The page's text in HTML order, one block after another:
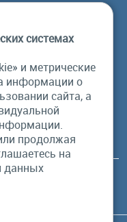
корп 1
системах
и метрические
информации о
сайта, а
продолжая
на
данных